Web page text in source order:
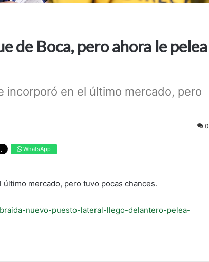
de Boca, pero ahora le pelea
incorporó en el último mercado, pero
0
WhatsApp
mercado, pero tuvo pocas chances.
nuevo-puesto-lateral-llego-delantero-pelea-